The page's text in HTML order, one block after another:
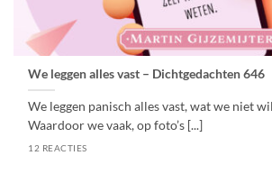
We leggen alles vast – Dichtgedachten 646
We leggen panisch alles vast, wat we niet
Waardoor we vaak, op foto’s [...]
12 REACTIES